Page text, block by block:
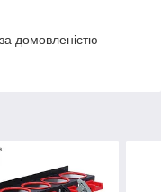
домовленістю